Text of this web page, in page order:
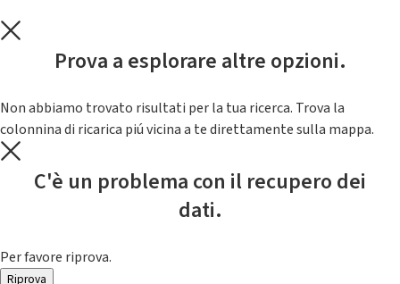
Prova a esplorare altre opzioni.
Non abbiamo trovato risultati per la tua ricerca. Trova la
colonnina di ricarica piú vicina a te direttamente sulla mappa.
C'è un problema con il recupero dei
dati.
Per favore riprova.
Riprova